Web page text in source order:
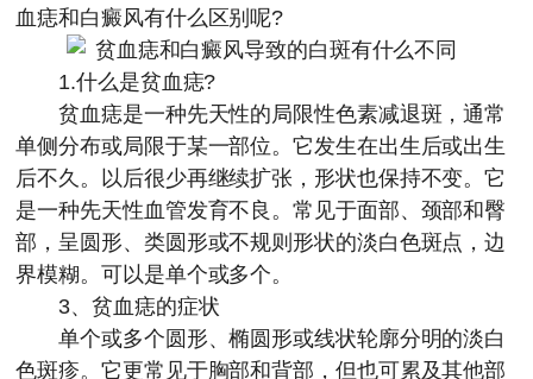
血痣和白癜风有什么区别呢?
1.什么是贫血痣?
贫血痣是一种先天性的局限性色素减退斑，通常
单侧分布或局限于某一部位。它发生在出生后或出生
后不久。以后很少再继续扩张，形状也保持不变。它
是一种先天性血管发育不良。常见于面部、颈部和臀
部，呈圆形、类圆形或不规则形状的淡白色斑点，边
界模糊。可以是单个或多个。
3、贫血痣的症状
单个或多个圆形、椭圆形或线状轮廓分明的淡白
色斑疹。它更常见于胸部和背部，但也可累及其他部